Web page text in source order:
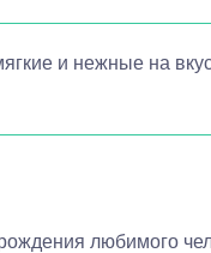
и нежные на
любимого